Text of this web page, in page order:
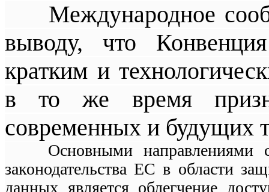
Международное
выводу, что
кратким и
в то же время
современных и будущих
Основными направлениями
законодательства ЕС в области
данных является облегчение